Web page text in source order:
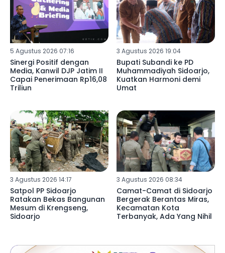
5 Agustus 2026 07:16
Sinergi Positif dengan
Media, Kanwil DJP Jatim II
Capai Penerimaan Rp16,08
Triliun
3 Agustus 2026 19:04
Bupati Subandi ke PD
Muhammadiyah Sidoarjo,
Kuatkan Harmoni demi
Umat
3 Agustus 2026 14:17
Satpol PP Sidoarjo
Ratakan Bekas Bangunan
Mesum di Krengseng,
Sidoarjo
3 Agustus 2026 08:34
Camat-Camat di Sidoarjo
Bergerak Berantas Miras,
Kecamatan Kota
Terbanyak, Ada Yang Nihil